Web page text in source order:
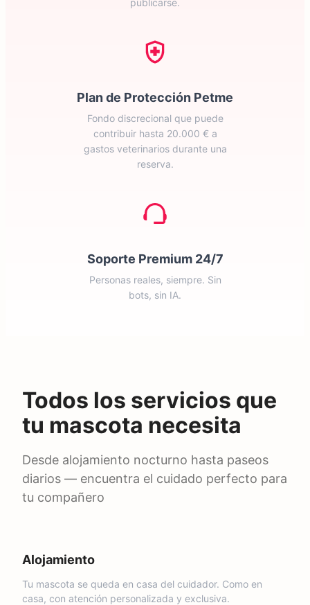
publicarse.
Plan de Protección Petme
Fondo discrecional que puede
contribuir hasta 20.000 € a
gastos veterinarios durante una
reserva.
Soporte Premium 24/7
Personas reales, siempre. Sin
bots, sin IA.
Todos los servicios que
tu mascota necesita
Desde alojamiento nocturno hasta paseos
diarios — encuentra el cuidado perfecto para
tu compañero
MÁS POPULAR
Alojamiento
Tu mascota se queda en casa del cuidador. Como en
casa, con atención personalizada y exclusiva.